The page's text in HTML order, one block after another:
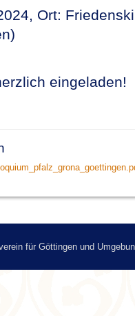
Ort:
eingeladen!
für Göttingen und